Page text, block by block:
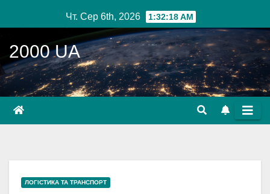
до
вмісту
Чт. Сер 6th, 2026 1:32:19 AM
2000 UA
ЛОГІСТИКА ТА ТРАНСПОРТ